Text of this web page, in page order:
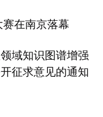
在南京落幕
域知识图谱增强
征求意见的通知